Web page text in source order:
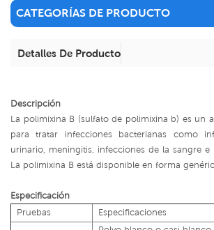
CATEGORÍAS DE PRODUCTO
Detalles De Producto
Descripción
La polimixina B (sulfato de polimixina b) es un
para tratar infecciones bacterianas como
urinario, meningitis, infecciones de la sangre e
La polimixina B está disponible en forma
Especificación
Pruebas
Especificaciones